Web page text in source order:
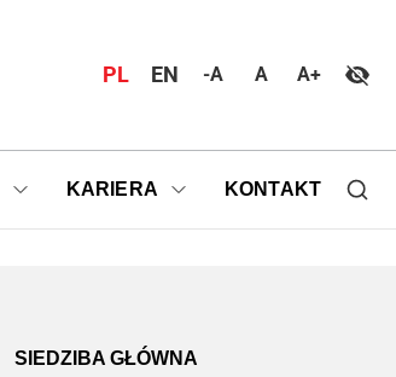
PL EN -A A A+
KARIERA KONTAKT
SIEDZIBA GŁÓWNA